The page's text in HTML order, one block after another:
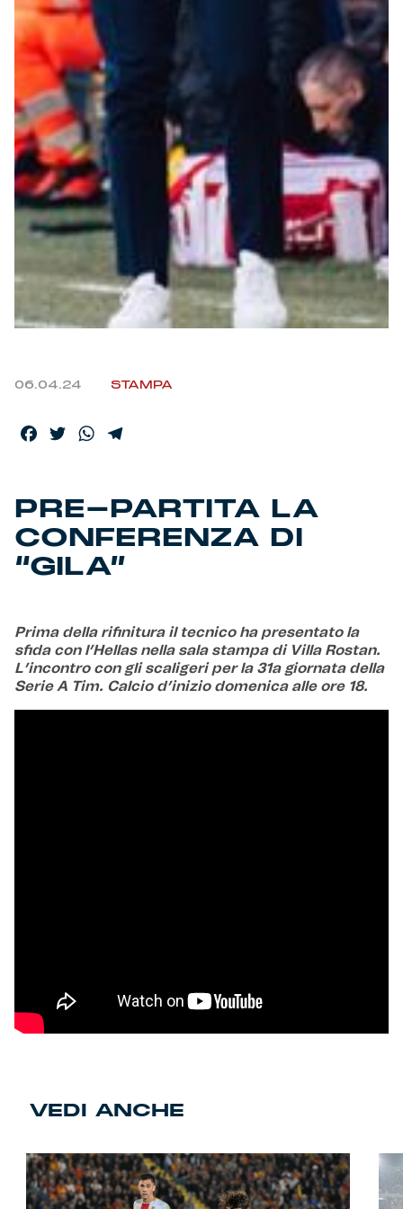
Robe di Kappa x Genoa
Vintage Collection
Red&Blue Voices
Kids
Party
Helan x Genoa
Gift Card Online Store
06.04.24 STAMPA
Facebook
TwitterWhatsApp
PRE-PARTITA LA
CONFERENZA DI
“GILA”
Prima della rifinitura il tecnico ha presentato la
sfida con l’Hellas nella sala stampa di Villa Rostan.
L’incontro con gli scaligeri per la 31a giornata della
Serie A Tim. Calcio d’inizio domenica alle ore 18.
VEDI ANCHE